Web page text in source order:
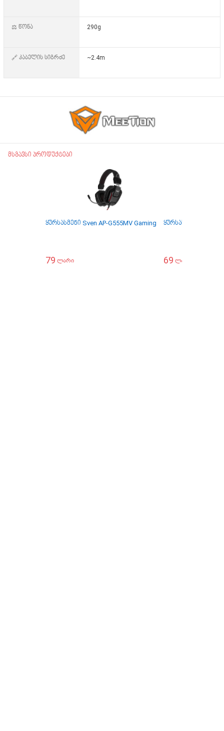
⚖️ წონა 290g
🔗 კაბელის სიგრძე ~2.4m
მსგავსი პროდუქტები
ყურსასმენი Sven AP-G555MV Gaming
79 ლარი
ყურსასმენი Sven
69 ლარი